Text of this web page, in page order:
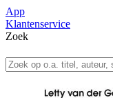
App
Klantenservice
Zoek